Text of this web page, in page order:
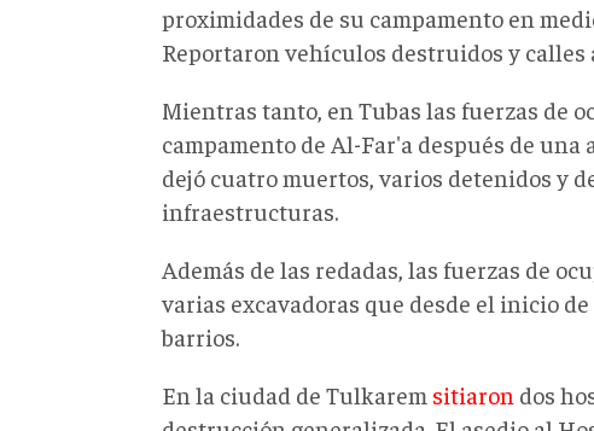
proximidades de su campamento en
Reportaron vehículos destruidos y calles
Mientras tanto, en Tubas las fuerzas de
campamento de Al-Far'a después de
dejó cuatro muertos, varios detenidos y
infraestructuras.
Además de las redadas, las fuerzas de
varias excavadoras que desde el inicio
barrios.
En la ciudad de Tulkarem sitiaron dos